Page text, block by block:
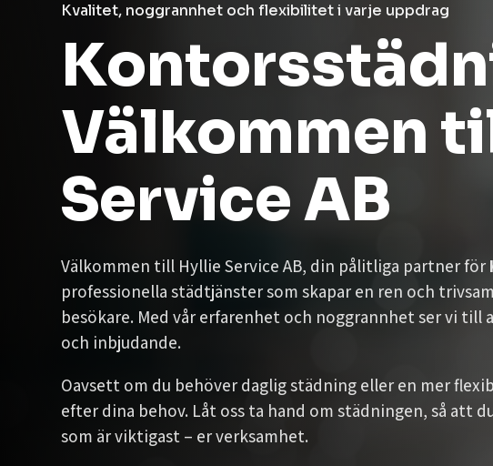
Kvalitet, noggrannhet och flexibilitet i varje uppdrag
Välkommen
Service AB
Välkommen till Hyllie Service AB, din pålitliga partner för
professionella städtjänster som skapar en ren och
besökare. Med vår erfarenhet och noggrannhet ser vi
och inbjudande.
Oavsett om du behöver daglig städning eller en mer
efter dina behov. Låt oss ta hand om städningen, så att
som är viktigast – er verksamhet.